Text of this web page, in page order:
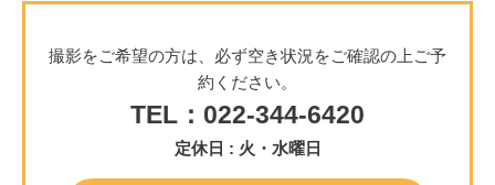
撮影をご希望の方は、必ず空き状況をご確認の上ご予
約ください。
TEL：022-344-6420
定休日 : 火・水曜日